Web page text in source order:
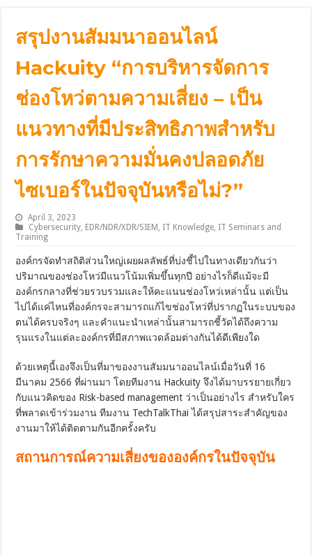
สรุปงานสัมมนาออนไลน์
Hackuity “การบริหารจัดการ
ช่องโหว่ตามความเสี่ยง – เป็น
แนวทางที่มีประสิทธิภาพสำหรับ
การรักษาความมั่นคงปลอดภัย
ไซเบอร์ในปัจจุบันหรือไม่?”
April 3, 2023
Cybersecurity EDR/NDR/XDR/SIEM IT Knowledge IT Seminars and
Training
องค์กรจัดทำสถิติส่วนใหญ่เผยผลลัพธ์ที่บ่งชี้ไปในทางเดียวกันว่า
ปริมาณของช่องโหว่มีแนวโน้มเพิ่มขึ้นทุกปี อย่างไรก็ดีแม้จะมี
องค์กรกลางที่ช่วยรวบรวมและให้คะแนนช่องโหว่เหล่านั้น แต่เป็น
ไปได้แค่ไหนที่องค์กรจะสามารถแก้ไขช่องโหว่ที่ปรากฏในระบบของ
ตนได้ครบจริงๆ และคำแนะนำเหล่านั้นสามารถชี้วัดได้ถึงความ
รุนแรงในแต่ละองค์กรที่มีสภาพแวดล้อมต่างกันได้ดีเพียงใด
ด้วยเหตุนี้เองจึงเป็นที่มาของงานสัมมนาออนไลน์เมื่อวันที่ 16
มีนาคม 2566 ที่ผ่านมา โดยทีมงาน Hackuity จึงได้มาบรรยายเกี่ยว
กับแนวคิดของ Risk-based management ว่าเป็นอย่างไร สำหรับใคร
ที่พลาดเข้าร่วมงาน ทีมงาน TechTalkThai ได้สรุปสาระสำคัญของ
งานมาให้ได้ติดตามกันอีกครั้งครับ
สถานการณ์ความเสี่ยงขององค์กรในปัจจุบัน